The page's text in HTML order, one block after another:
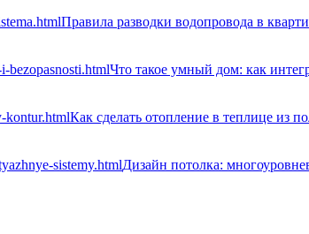
Правила разводки водопровода в
Что такое умный дом: как
Как сделать отопление в теплице из
Дизайн потолка: